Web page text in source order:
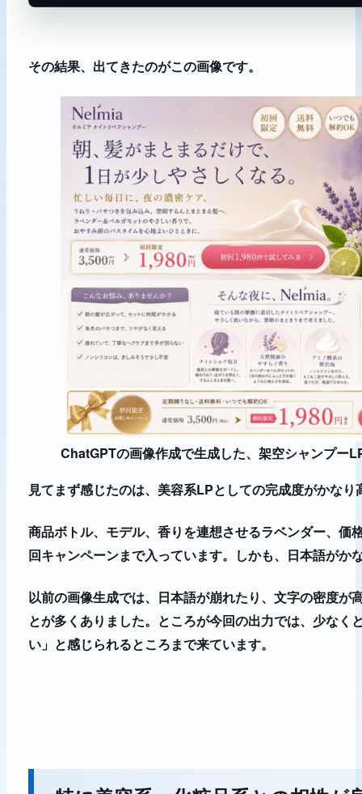
その結果、出てきたのがこの画像です。
ChatGPTの画像作成で生成した、架空シャンプー
見てまず感じたのは、 美容系LPとしての完成度がかなり
商品ボトル、モデル、香りを連想させるラベンダー、価
回キャンペーンまで入っています。しかも、日本語がか
以前の画像生成では、日本語が崩れたり、文字の密度が
とが多くありました。ところが今回の出力では、少なく
い」と感じられるところまで来ています。